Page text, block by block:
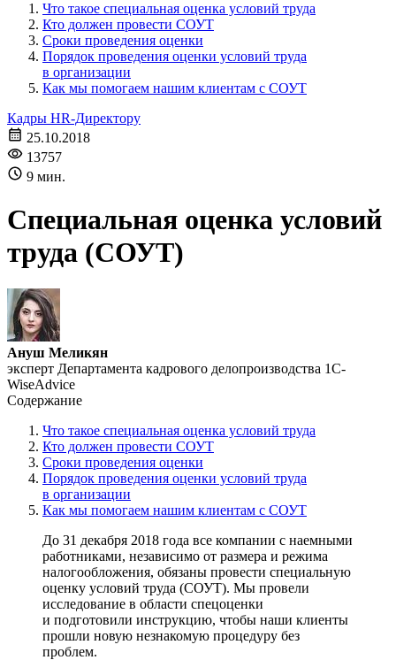
Что такое специальная оценка условий труда
Кто должен провести СОУТ
Сроки проведения оценки
Порядок проведения оценки условий труда
в организации
Как мы помогаем нашим клиентам с СОУТ
Кадры HR-Директору
25.10.2018
13757
9 мин.
Специальная оценка условий
труда (СОУТ)
Ануш Меликян
эксперт Департамента кадрового делопроизводства 1С-
WiseAdvice
Содержание
Что такое специальная оценка условий труда
Кто должен провести СОУТ
Сроки проведения оценки
Порядок проведения оценки условий труда
в организации
Как мы помогаем нашим клиентам с СОУТ
До 31 декабря 2018 года все компании с наемными
работниками, независимо от размера и режима
налогообложения, обязаны провести специальную
оценку условий труда (СОУТ). Мы провели
исследование в области спецоценки
и подготовили инструкцию, чтобы наши клиенты
прошли новую незнакомую процедуру без
проблем.